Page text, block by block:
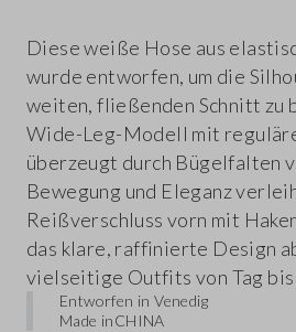
Diese weiße Hose aus
wurde entworfen, um die
weiten, fließenden Schnitt zu
Wide-Leg-Modell mit
überzeugt durch Bügelfalten
Bewegung und Eleganz
Reißverschluss vorn mit
das klare, raffinierte Design
vielseitige Outfits von Tag bis
Entworfen in Venedig
Made inCHINA